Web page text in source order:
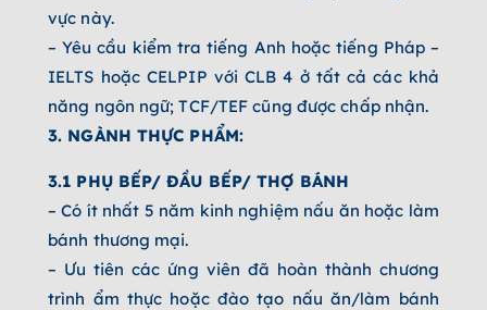
vực này.
– Yêu cầu kiểm tra tiếng Anh hoặc tiếng Pháp –
IELTS hoặc CELPIP với CLB 4 ở tất cả các khả
năng ngôn ngữ; TCF/TEF cũng được chấp nhận.
3. NGÀNH THỰC PHẨM:
3.1 PHỤ BẾP/ ĐẦU BẾP/ THỢ BÁNH
– Có ít nhất 5 năm kinh nghiệm nấu ăn hoặc làm
bánh thương mại.
– Ưu tiên các ứng viên đã hoàn thành chương
trình ẩm thực hoặc đào tạo nấu ăn/làm bánh